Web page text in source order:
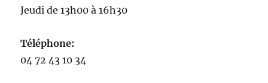
Jeudi de 13h00 à 16h30
Téléphone:
04 72 43 10 34